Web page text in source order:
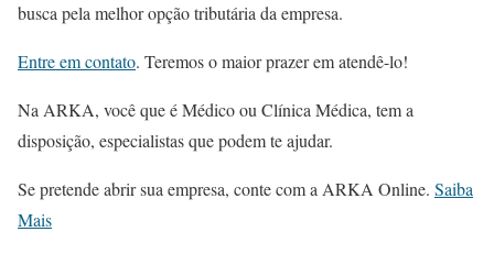
busca pela melhor opção tributária da empresa.
Entre em contato. Teremos o maior prazer em atendê-lo!
Na ARKA, você que é Médico ou Clínica Médica, tem a
disposição, especialistas que podem te ajudar.
Se pretende abrir sua empresa, conte com a ARKA Online. Saiba
Mais